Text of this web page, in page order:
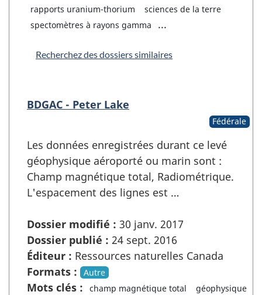
rapports uranium-thorium
sciences de la terre
spectomètres à rayons gamma
...
Recherchez des dossiers similaires
BDGAC - Peter Lake
Fédérale
Les données enregistrées durant ce levé
géophysique aéroporté ou marin sont :
Champ magnétique total, Radiométrique.
L'espacement des lignes est …
Dossier modifié : 30 janv. 2017
Dossier publié : 24 sept. 2016
Éditeur : Ressources naturelles Canada
Formats :
Autre
Mots clés : champ magnétique total
géophysique